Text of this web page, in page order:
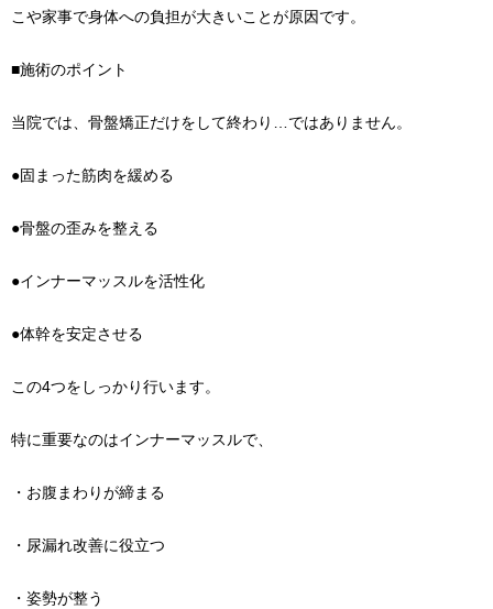
こや家事で身体への負担が大きいことが原因です。
■施術のポイント
当院では、骨盤矯正だけをして終わり…ではありません。
●固まった筋肉を緩める
●骨盤の歪みを整える
●インナーマッスルを活性化
●体幹を安定させる
この4つをしっかり行います。
特に重要なのはインナーマッスルで、
・お腹まわりが締まる
・尿漏れ改善に役立つ
・姿勢が整う